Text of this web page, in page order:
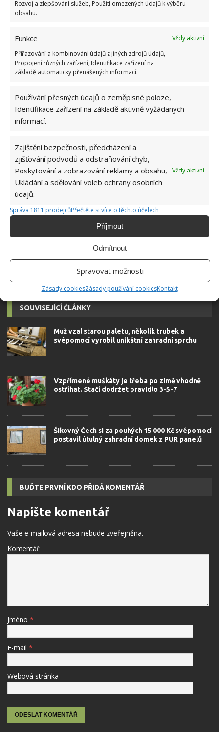
Rozvoj a zlepšování služeb, Použití omezených údajů k výběru
obsahu.
Funkce
Vždy aktivní
Přiřazování a kombinování údajů z jiných zdrojů údajů,
Propojení různých zařízení, Identifikace zařízení na
základě automaticky přenášených informací.
Používání přesných údajů o zeměpisné poloze,
Identifikace zařízení na základě aktivně vyžádaných
informací.
Zajištění bezpečnosti, předcházení a
zjišťování podvodů a odstraňování chyb,
Poskytování a zobrazování reklamy a obsahu,
Ukládání a sdělování voleb ochrany osobních
údajů.
Vždy aktivní
Správa 1811 prodejcůPřečtěte si více o těchto účelech
Příjmout
Odmítnout
Spravovat možnosti
Zásady cookiesZásady používání cookiesKontakt
ZAHRADA
KOMENTOVAT
Jiří Kolář
univerzity, který je již od malička
velkým kutilem. V podstatě vše, co je
možné najít v j...
SOUVISEJÍCÍ ČLÁNKY
Muž vzal starou paletu, několik trubek a
svépomocí vyrobil unikátní zahradní sprchu
Vzpřímené muškáty je třeba po zimě vhodně
ostříhat. Stačí dodržet pravidlo 3-5-7
Šikovný Čech si za pouhých 15 000 Kč svépomocí
postavil útulný zahradní domek z PUR panelů
BUĎTE PRVNÍ KDO PŘIDÁ KOMENTÁŘ
Napište komentář
Vaše e-mailová adresa nebude zveřejněna.
Komentář
Jméno *
E-mail *
Webová stránka